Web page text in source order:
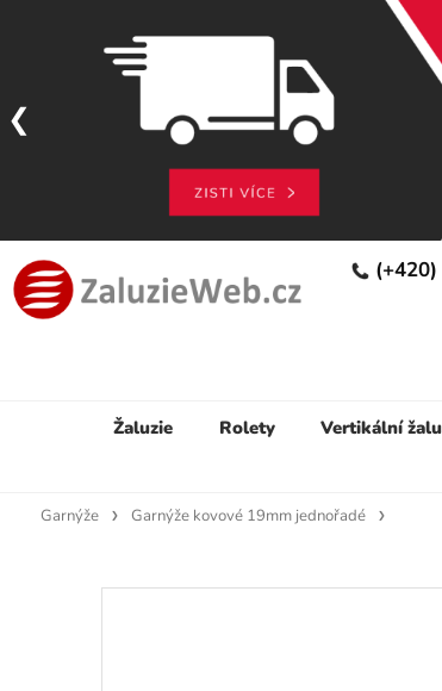
Žaluzie Rolety Vertikální
Garnýže Garnýže kovové 19mm jednořadé